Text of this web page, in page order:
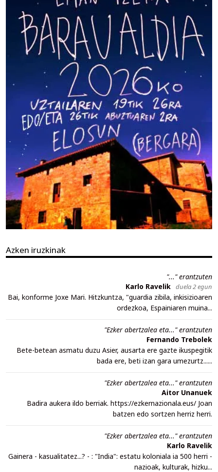
Azken iruzkinak
"..." erantzuten
Karlo Ravelik duela 2 egun
Bai, konforme Joxe Mari. Hitzkuntza, "guardia zibila, inkisizioaren
ordezkoa, Espainiaren muina...
"Ezker abertzalea eta..." erantzuten
Fernando Trebolek
Bete-betean asmatu duzu Asier, ausarta ere gazte ikuspegitik
bada ere, beti izan gara umezurtz......
"Ezker abertzalea eta..." erantzuten
Aitor Unanuek
Badira aukera ildo berriak. https://ezkernazionala.eus/ Joan
batzen edo sortzen herriz herri.
"Ezker abertzalea eta..." erantzuten
Karlo Ravelik
Gainera - kasualitatez...? - : "India": estatu koloniala ia 500 herri -
nazioak, kulturak, hizku...